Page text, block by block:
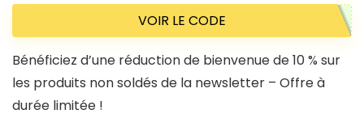
VOIR LE CODE
Bénéficiez d’une réduction de bienvenue de 10 % sur
les produits non soldés de la newsletter – Offre à
durée limitée !